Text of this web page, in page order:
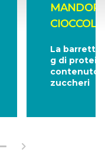
La barretta
g di
contenuto
zuccheri